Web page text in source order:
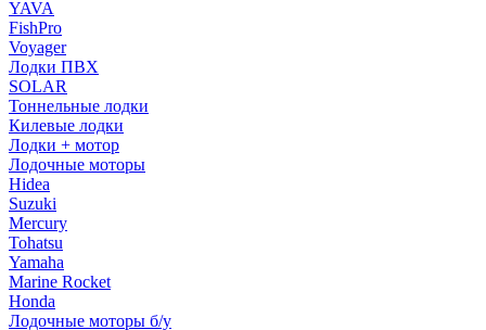
YAVA
FishPro
Voyager
Лодки ПВХ
SOLAR
Тоннельные лодки
Килевые лодки
Лодки + мотор
Лодочные моторы
Hidea
Suzuki
Mercury
Tohatsu
Yamaha
Marine Rocket
Honda
Лодочные моторы б/у